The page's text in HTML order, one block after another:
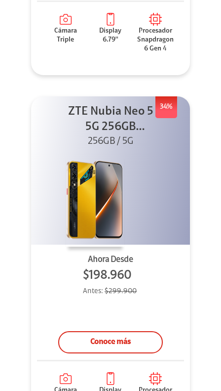
Cámara
Triple
Display
6.79''
Procesador
Snapdragon
6 Gen 4
34%
ZTE Nubia Neo 5
5G 256GB
Dorado
256GB / 5G
Ahora Desde
$198.960
Antes: $299.900
Conoce más